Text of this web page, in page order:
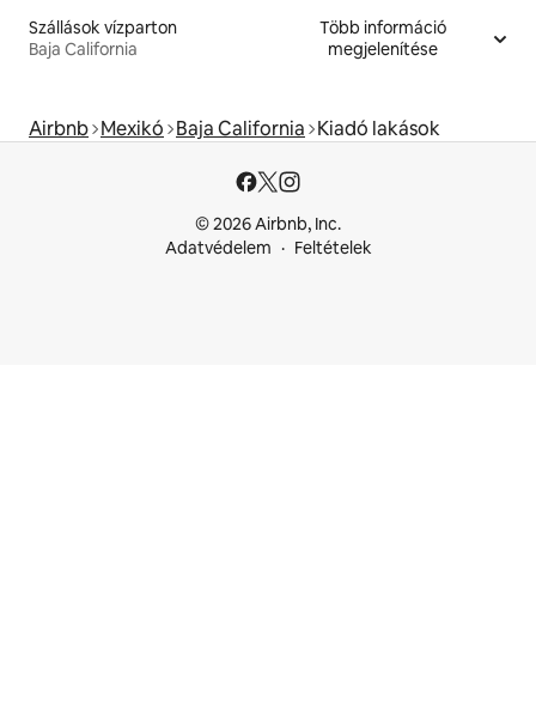
Szállások vízparton
Baja California
Több információ
megjelenítése
Airbnb Mexikó Baja California Kiadó lakások
© 2026 Airbnb, Inc.
Adatvédelem
Feltételek